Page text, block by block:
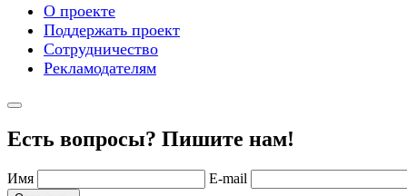
О проекте
Поддержать проект
Сотрудничество
Рекламодателям
Есть вопросы? Пишите нам!
Имя E-mail